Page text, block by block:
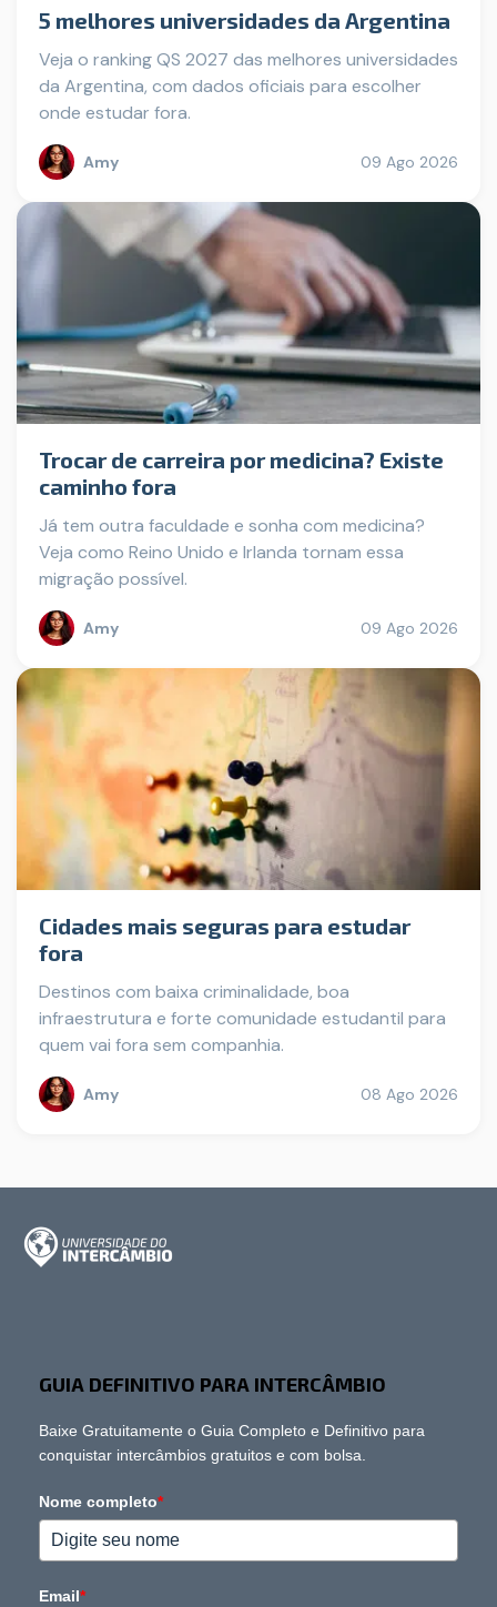
5 melhores universidades da Argentina
Veja o ranking QS 2027 das melhores universidades
da Argentina, com dados oficiais para escolher
onde estudar fora.
Amy 09 Ago 2026
Trocar de carreira por medicina? Existe
caminho fora
Já tem outra faculdade e sonha com medicina?
Veja como Reino Unido e Irlanda tornam essa
migração possível.
Amy 09 Ago 2026
Cidades mais seguras para estudar
fora
Destinos com baixa criminalidade, boa
infraestrutura e forte comunidade estudantil para
quem vai fora sem companhia.
Amy 08 Ago 2026
GUIA DEFINITIVO PARA INTERCÂMBIO
Baixe Gratuitamente o Guia Completo e Definitivo para
conquistar intercâmbios gratuitos e com bolsa.
Nome completo*
Email*